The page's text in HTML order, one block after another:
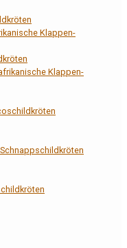
Klappen-
Klappen-